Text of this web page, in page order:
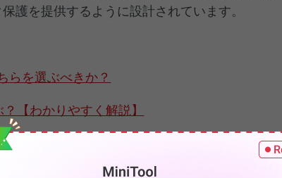
護を提供するように設計されています。
らを選ぶべきか？
【わかりやすく解説】
イルサーバー：違いは？どっちを選ぶべき？